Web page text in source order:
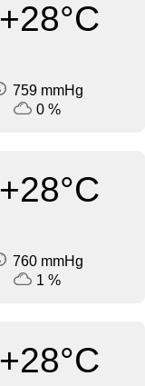
+28°C
759 mmHg
0 %
+28°C
760 mmHg
1 %
+28°C